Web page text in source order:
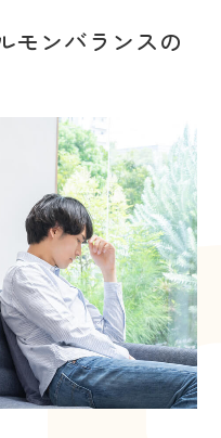
モンバランスの